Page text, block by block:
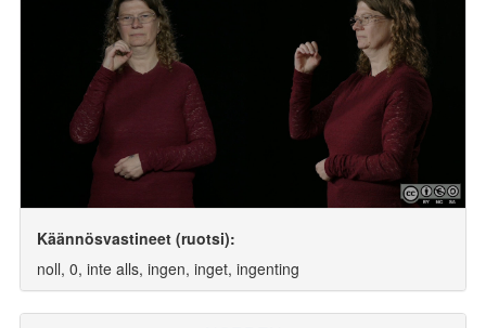
Käännösvastineet (ruotsi):
noll, 0, inte alls, ingen, inget, ingenting